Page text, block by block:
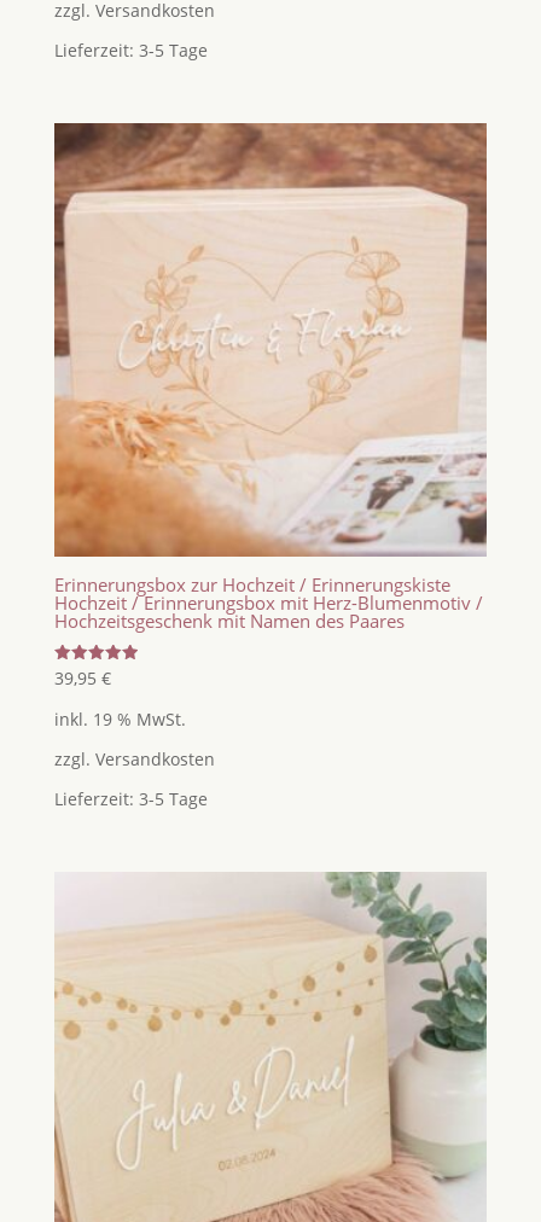
zzgl. Versandkosten
Lieferzeit: 3-5 Tage
Erinnerungsbox zur Hochzeit / Erinnerungskiste
Hochzeit / Erinnerungsbox mit Herz-Blumenmotiv /
Hochzeitsgeschenk mit Namen des Paares
Bewertet
mit
von 5
39,95 €
inkl. 19 % MwSt.
zzgl. Versandkosten
Lieferzeit: 3-5 Tage